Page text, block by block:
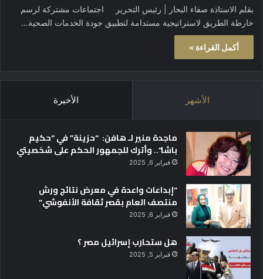
بقلم الاستاذة صفاء البحار | رئيس التحرير اجتماعات مشتركة لرسم
خارطة الطريق لاستراتيجية مستدامة لتطبيق جودة الخدمات الصحية…
أكمل القراءة »
الأشهر الأخيرة
ماجدة منير لـ هافن: “حزينة” في “حكيم
باشا”.. وأترك للجمهور الحكم على شخصيتي
فبراير 6, 2025
“إبداعات واعدة في معرض نتائج ورش
منتصف العام بقصر ثقافة الأنفوشي”
فبراير 6, 2025
هل ستحارب إسرائيل مصر ؟
فبراير 5, 2025